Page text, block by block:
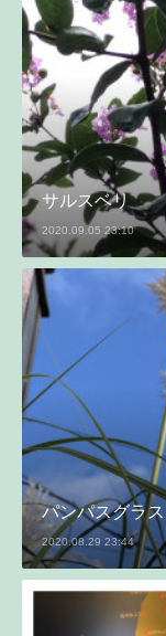
サルスベリ
2020.09.05 23:10
パンパスグラス
2020.08.29 23:44